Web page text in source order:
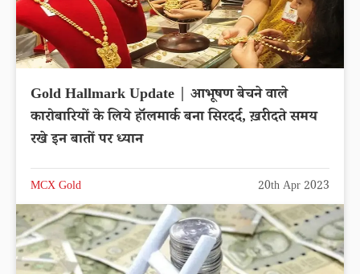
Gold Hallmark Update | आभूषण बेचने वाले
कारोबारियों के लिये हॉलमार्क बना सिरदर्द, ख़रीदते समय
रखे इन बातों पर ध्यान
MCX Gold 20th Apr 2023